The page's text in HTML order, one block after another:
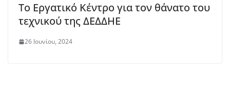
Το Εργατικό Κέντρο για τον θάνατο του
τεχνικού της ΔΕΔΔΗΕ
26 Ιουνίου, 2024